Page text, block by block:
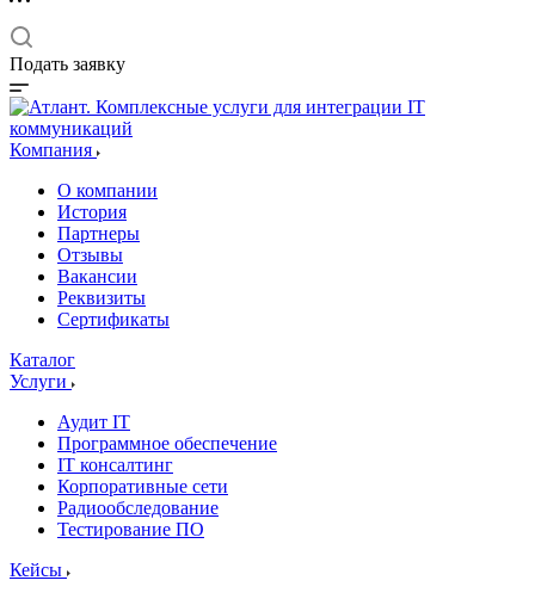
Подать заявку
Компания
О компании
История
Партнеры
Отзывы
Вакансии
Реквизиты
Сертификаты
Каталог
Услуги
Аудит IT
Программное обеспечение
IT консалтинг
Корпоративные сети
Радиообследование
Тестирование ПО
Кейсы